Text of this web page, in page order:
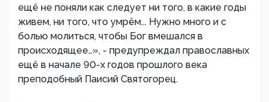
ещё не поняли как следует ни того, в какие годы
живем, ни того, что умрём... Нужно много и с
болью молиться, чтобы Бог вмешался в
происходящее…», - предупреждал православных
ещё в начале 90-х годов прошлого века
преподобный Паисий Святогорец.